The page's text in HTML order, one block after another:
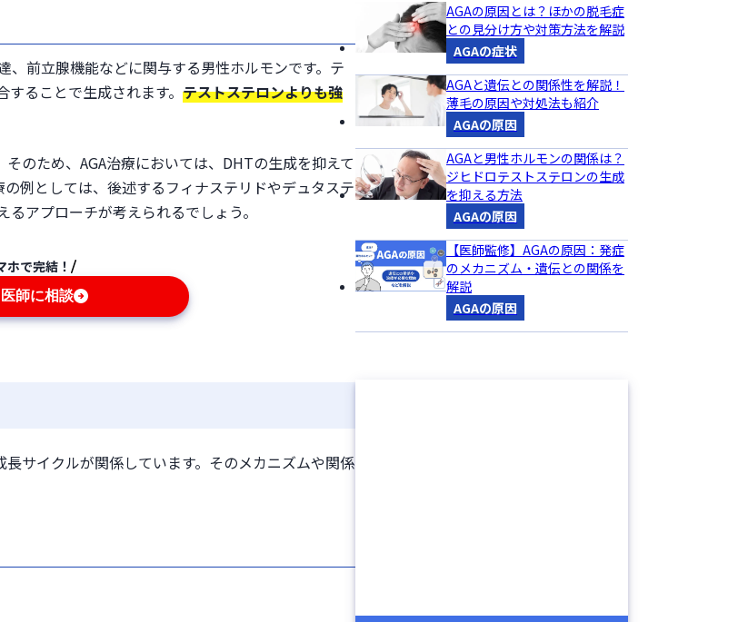
前立腺機能などに関与する男性ホルモンです。テ
ることで生成されます。 テストステロンよりも強
のため、AGA治療においては、DHTの生成を抑えて
例としては、後述するフィナステリドやデュタステ
アプローチが考えられるでしょう。
ホで完結！
師に相談
サイクルが関係しています。そのメカニズムや関係
AGAの原因とは？ほかの脱毛症
との見分け方や対策方法を解説
AGAの症状
AGAと遺伝との関係性を解説！
薄毛の原因や対処法も紹介
AGAの原因
AGAと男性ホルモンの関係は？
ジヒドロテストステロンの生成
を抑える方法
AGAの原因
【医師監修】AGAの原因：発症
のメカニズム・遺伝との関係を
解説
AGAの原因